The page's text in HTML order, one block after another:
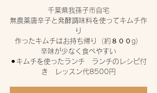
千葉県我孫子市自宅
無農薬唐辛子と発酵調味料を使ってキムチ作
り
作ったキムチはお持ち帰り（約８００g）
辛味が少なく食べやすい
⚫︎キムチを使ったランチ ランチのレシピ付
き レッスン代8500円